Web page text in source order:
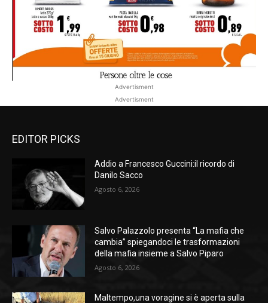
Advertisment
Advertisment
EDITOR PICKS
Addio a Francesco Guccini:il ricordo di
Danilo Sacco
Agosto 6, 2026
Salvo Palazzolo presenta “La mafia che
cambia” spiegandoci le trasformazioni
della mafia insieme a Salvo Piparo
Agosto 6, 2026
Maltempo,una voragine si è aperta sulla